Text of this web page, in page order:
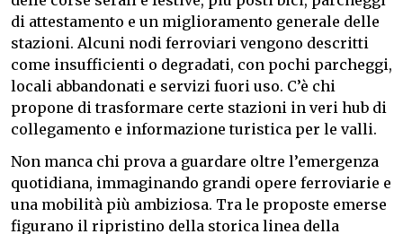
di attestamento e un miglioramento generale delle
stazioni. Alcuni nodi ferroviari vengono descritti
come insufficienti o degradati, con pochi parcheggi,
locali abbandonati e servizi fuori uso. C’è chi
propone di trasformare certe stazioni in veri hub di
collegamento e informazione turistica per le valli.
Non manca chi prova a guardare oltre l’emergenza
quotidiana, immaginando grandi opere ferroviarie e
una mobilità più ambiziosa. Tra le proposte emerse
figurano il ripristino della storica linea della